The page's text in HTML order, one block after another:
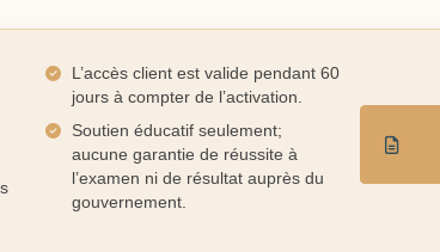
Voir les détails
L’accès client est valide pendant 60
jours à compter de l’activation.
Soutien éducatif seulement;
aucune garantie de réussite à
l’examen ni de résultat auprès du
gouvernement.